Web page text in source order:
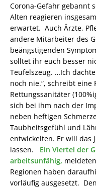
Corona-Gefahr gebannt
Alten reagieren
erwartet. Auch Ärzte,
andere Mitarbeiter des
beängstigenden
solltet ihr euch besser
Teufelszeug. …Ich
noch nie.“, schreibt eine
Rettungssanitäter
sich bei ihm nach der
neben heftigen
Taubheitsgefühl und
entwickelten. Er will das
lassen. Ein Viertel der
arbeitsunfähig,
Regionen haben
vorläufig ausgesetzt.